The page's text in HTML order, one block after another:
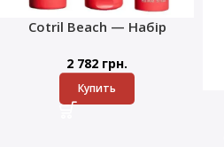
Cotril Beach — Набір
2 782 грн.
Купить